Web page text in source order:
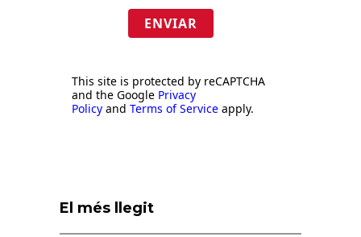
ENVIAR
This site is protected by reCAPTCHA
and the Google Privacy
Policy and Terms of Service apply.
El més llegit